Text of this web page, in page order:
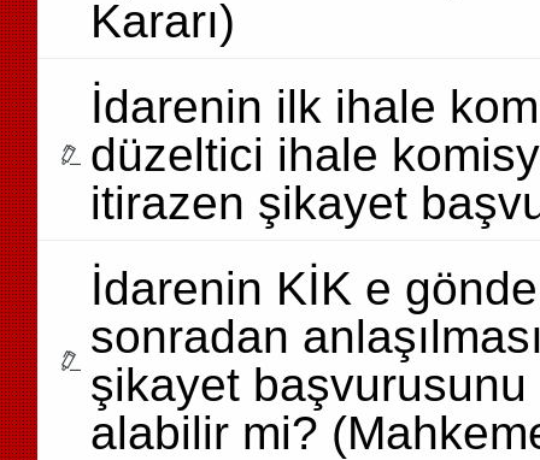
Kararı)
İdarenin ilk ihale
düzeltici ihale
itirazen şikayet
İdarenin KİK e
sonradan
şikayet
alabilir mi?